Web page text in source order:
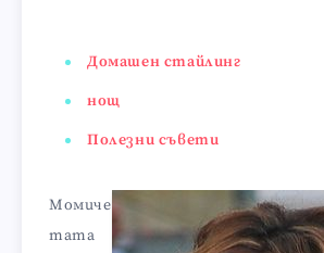
Домашен стайлинг
нощ
Полезни съвети
Момиче
тата